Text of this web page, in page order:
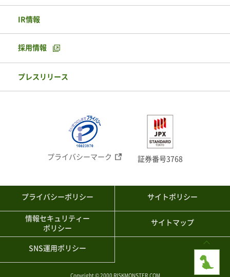
IR情報
採用情報
プレスリリース
プライバシーマーク 証券番号3768
プライバシーポリシー
情報セキュリティー
ポリシー
SNS運用ポリシー
サイトポリシー
サイトマップ
Copyright © 2000 RISKMONSTER.COM